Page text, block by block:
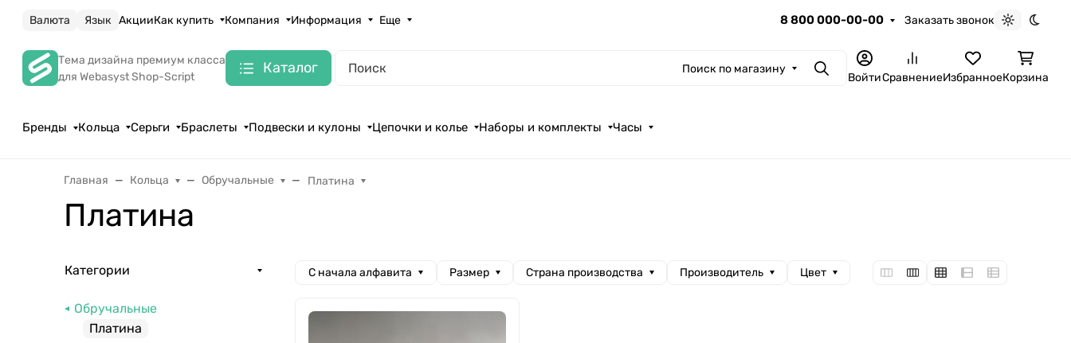
Валюта Язык АкцииКак купить Компания Информация Еще 8 800 000-00-00 Заказать звонок
Светлая
Тема дизайна премиум класса
для Webasyst Shop-Script
Каталог Поиск по магазину ПоискВойтиСравнениеИзбранноеКорзина
Бренды Кольца Серьги Браслеты Подвески и кулоны Цепочки и колье Наборы и комплекты Часы
Главная Кольца Обручальные Платина
Платина
Категории
Обручальные
Платина
С начала алфавита Размер Страна производства Производитель Цвет